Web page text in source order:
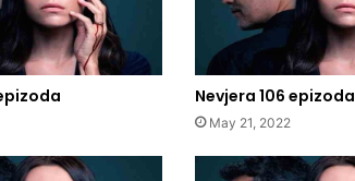
Nevjera 106 epizoda
May 21, 2022